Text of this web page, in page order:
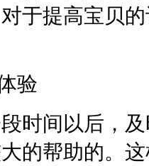
于提高宝贝
验
时间以后，
的帮助的。